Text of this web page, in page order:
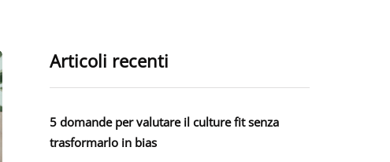
Articoli recenti
5 domande per valutare il culture fit senza
trasformarlo in bias